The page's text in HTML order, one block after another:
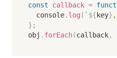
const
callback =
	console
. log ( ` ${ key} ,
} ;
obj . forEach(callback,